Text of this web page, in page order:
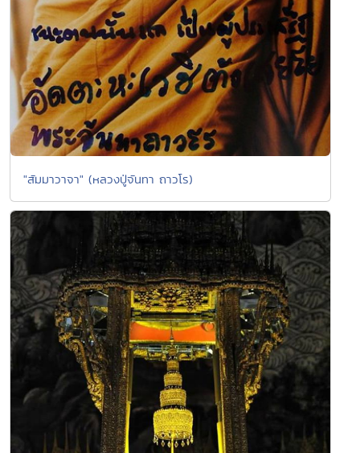
"สัมมาวาจา" (หลวงปู่จันทา ถาวโร)